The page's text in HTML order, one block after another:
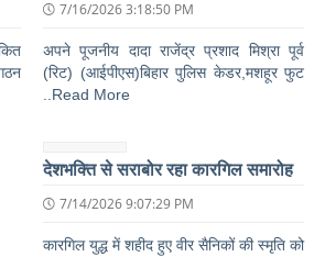
7/16/2026 3:18:50 PM
अपने पूजनीय दादा राजेंद्र प्रशाद मिश्रा पूर्व
(रिट) (आईपीएस)बिहार पुलिस केडर,मशहूर फुट
..Read More
देशभक्ति से सराबोर रहा कारगिल समारोह
7/14/2026 9:07:29 PM
कारगिल युद्ध में शहीद हुए वीर सैनिकों की स्मृति को